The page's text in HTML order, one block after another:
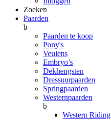
Zoeken
Paarden
b
Paarden te koop
Pony's
Veulens
Embryo’s
Dekhengsten
Dressuurpaarden
Springpaarden
Westernpaarden
b
Western Riding